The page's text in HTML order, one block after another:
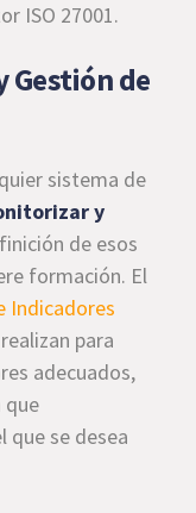
ISO 27001.
Gestión de
sistema de
y
de esos
formación. El
Indicadores
para
adecuados,
que
que se desea